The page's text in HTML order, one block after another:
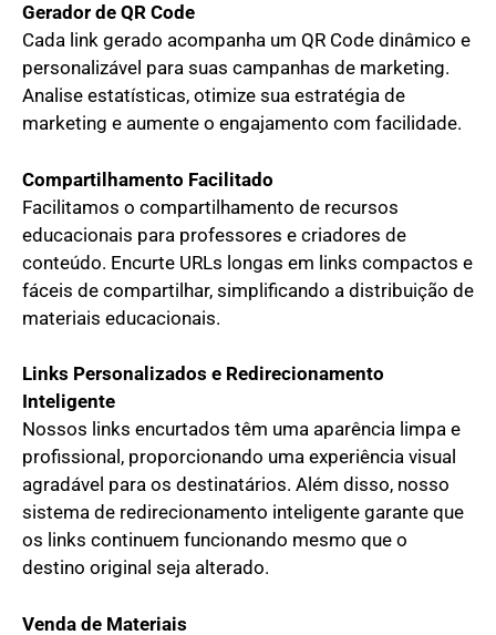
Gerador de QR Code
Cada link gerado acompanha um QR Code dinâmico e
personalizável para suas campanhas de marketing.
Analise estatísticas, otimize sua estratégia de
marketing e aumente o engajamento com facilidade.
Compartilhamento Facilitado
Facilitamos o compartilhamento de recursos
educacionais para professores e criadores de
conteúdo. Encurte URLs longas em links compactos e
fáceis de compartilhar, simplificando a distribuição de
materiais educacionais.
Links Personalizados e Redirecionamento
Inteligente
Nossos links encurtados têm uma aparência limpa e
profissional, proporcionando uma experiência visual
agradável para os destinatários. Além disso, nosso
sistema de redirecionamento inteligente garante que
os links continuem funcionando mesmo que o
destino original seja alterado.
Venda de Materiais